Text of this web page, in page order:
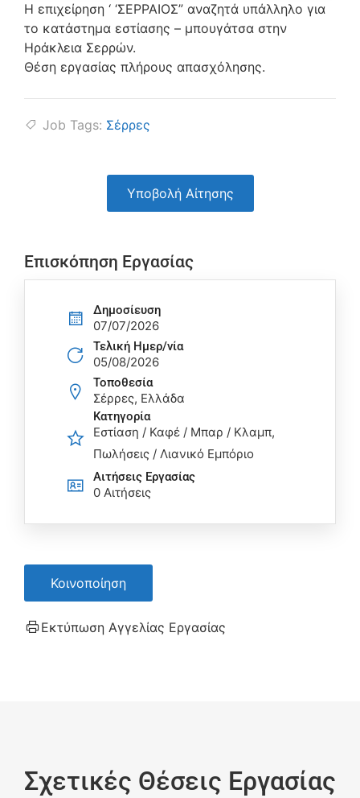
Η επιχείρηση ‘ ‘ΣΕΡΡΑΙΟΣ” αναζητά υπάλληλο για
το κατάστημα εστίασης – μπουγάτσα στην
Ηράκλεια Σερρών.
Θέση εργασίας πλήρους απασχόλησης.
Job Tags: Σέρρες
Υποβολή Αίτησης
Επισκόπηση Εργασίας
Δημοσίευση
07/07/2026
Τελική Ημερ/νία
05/08/2026
Τοποθεσία
Σέρρες, Ελλάδα
Κατηγορία
Εστίαση / Καφέ / Μπαρ / Κλαμπ
Πωλήσεις / Λιανικό Εμπόριο
Αιτήσεις Eργασίας
0 Αιτήσεις
Κοινοποίηση
Εκτύπωση Αγγελίας Εργασίας
Σχετικές Θέσεις Εργασίας